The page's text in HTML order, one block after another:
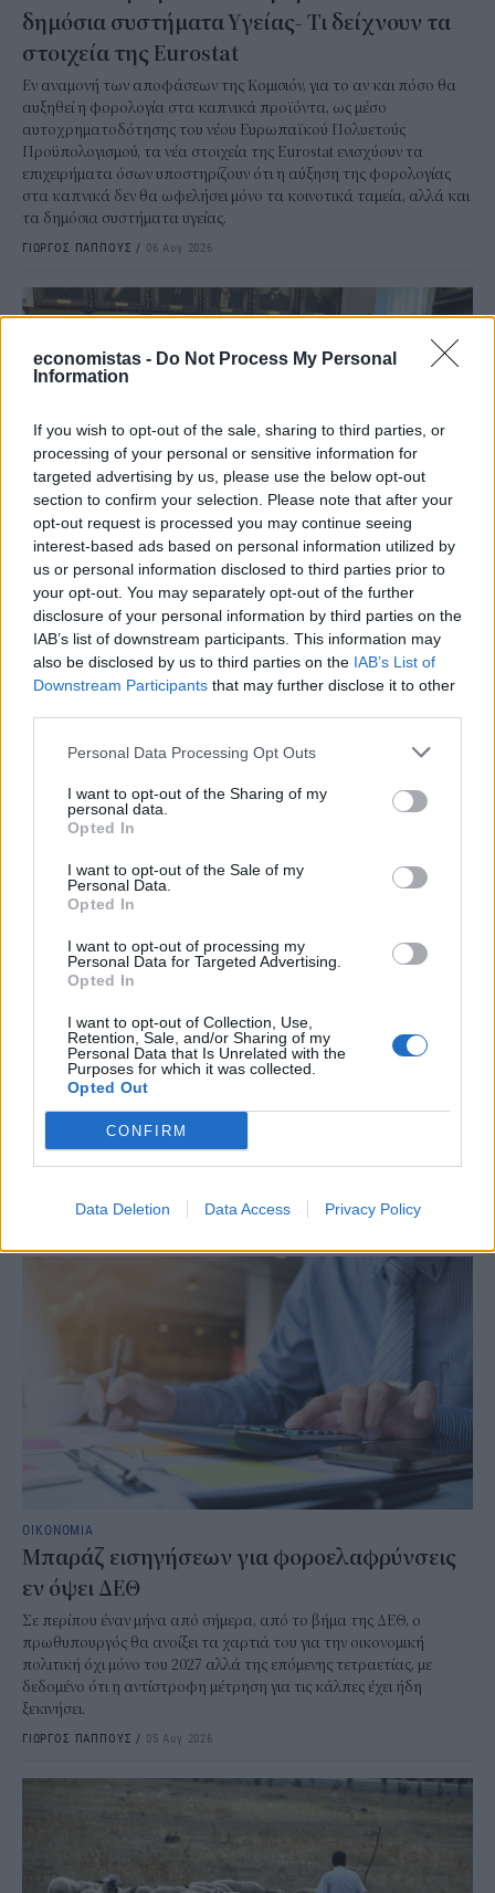
economistas - Do Not Process My Personal
Information
If you wish to opt-out of the sale, sharing to third parties, or
processing of your personal or sensitive information for
targeted advertising by us, please use the below opt-out
section to confirm your selection. Please note that after your
opt-out request is processed you may continue seeing
interest-based ads based on personal information utilized by
us or personal information disclosed to third parties prior to
your opt-out. You may separately opt-out of the further
disclosure of your personal information by third parties on the
IAB’s list of downstream participants. This information may
also be disclosed by us to third parties on the IAB’s List of
Downstream Participants that may further disclose it to other
Personal Data Processing Opt Outs
I want to opt-out of the Sharing of my
personal data.
Opted In
I want to opt-out of the Sale of my
Personal Data.
Opted In
I want to opt-out of processing my
Personal Data for Targeted Advertising.
Opted In
I want to opt-out of Collection, Use,
Retention, Sale, and/or Sharing of my
Personal Data that Is Unrelated with the
Purposes for which it was collected.
Opted Out
CONFIRM
Data Deletion Data Access Privacy Policy
δημόσια συστήματα Υγείας- Τι δείχνουν τα
στοιχεία της Eurostat
Εν αναμονή των αποφάσεων της Κομισιόν, για το αν και πόσο θα
αυξηθεί η φορολογία στα καπνικά προϊόντα, ως μέσο
αυτοχρηματοδότησης του νέου Ευρωπαϊκού Πολυετούς
Προϋπολογισμού, τα νέα στοιχεία της Eurostat ενισχύουν τα
επιχειρήματα όσων υποστηρίζουν ότι η αύξηση της φορολογίας
στα καπνικά δεν θα ωφελήσει μόνο τα κοινοτικά ταμεία, αλλά και
τα δημόσια συστήματα υγείας.
ΓΙΩΡΓΟΣ ΠΑΠΠΟΥΣ / 06 Αυγ 2026
Οι 10 προτάσεις του Εμπορικού Συλλόγου
Αθηνών για τις ΜμΕ
Με τον Υφυπουργό Εθνικής Οικονομίας και Οικονομικών, Δημήτρη
Μαρκόπουλο, συναντήθηκε το Διοικητικό Συμβούλιο του
Εμπορικού Συλλόγου Αθηνών, την Τρίτη 4 Αυγούστου.
ΟΙΚΟΝΟΜΙΑ
Από ρεκόρ σε ρεκόρ ο Εξωδικαστικός
Σημαντικό ορόσημο κατέγραψε τον Ιούλιο ο Εξωδικαστικός
Μηχανισμός. Οι συνολικές ρυθμίσεις ξεπέρασαν τα 20 δισ. ευρώ από
την έναρξη λειτουργίας της πλατφόρμας. Συνολικά, μέχρι το τέλος
Ιουλίου, έχουν ολοκληρωθεί 66.578 ρυθμίσεις, οι οποίες
NEWSROOM/05 Αυγ 2026
ΟΙΚΟΝΟΜΙΑ
Μπαράζ εισηγήσεων για φοροελαφρύνσεις
εν όψει ΔΕΘ
Σε περίπου έναν μήνα από σήμερα, από το βήμα της ΔΕΘ, ο
πρωθυπουργός θα ανοίξει τα χαρτιά του για την οικονομική
πολιτική όχι μόνο του 2027 αλλά της επόμενης τετραετίας, με
δεδομένο ότι η αντίστροφη μέτρηση για τις κάλπες έχει ήδη
ξεκινήσει.
ΓΙΩΡΓΟΣ ΠΑΠΠΟΥΣ / 05 Αυγ 2026